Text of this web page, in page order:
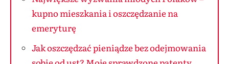
kupno mieszkania i oszczędzanie na
emeryturę
Jak oszczędzać pieniądze bez odejmowania